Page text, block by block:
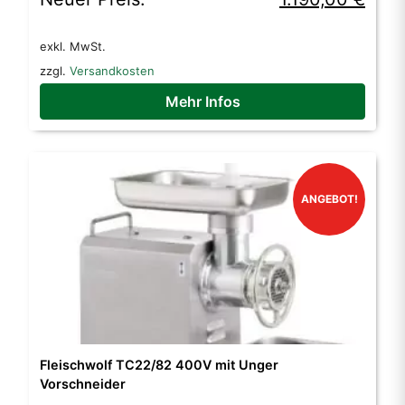
1.450,00 €
1.190,00 €.
exkl. MwSt.
zzgl. Versandkosten
Mehr Infos
ANGEBOT!
Fleischwolf TC22/82 400V mit Unger
Vorschneider